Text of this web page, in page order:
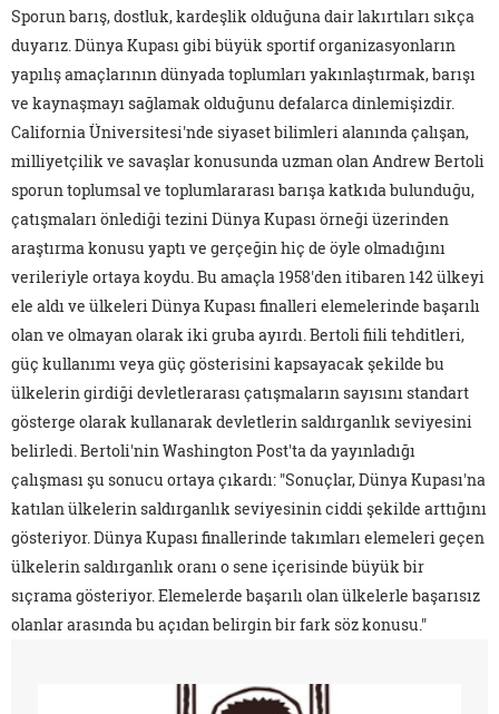
Sporun barış, dostluk, kardeşlik olduğuna dair lakırtıları sıkça
duyarız. Dünya Kupası gibi büyük sportif organizasyonların
yapılış amaçlarının dünyada toplumları yakınlaştırmak, barışı
ve kaynaşmayı sağlamak olduğunu defalarca dinlemişizdir.
California Üniversitesi'nde siyaset bilimleri alanında çalışan,
milliyetçilik ve savaşlar konusunda uzman olan Andrew Bertoli
sporun toplumsal ve toplumlararası barışa katkıda bulunduğu,
çatışmaları önlediği tezini Dünya Kupası örneği üzerinden
araştırma konusu yaptı ve gerçeğin hiç de öyle olmadığını
verileriyle ortaya koydu. Bu amaçla 1958'den itibaren 142 ülkeyi
ele aldı ve ülkeleri Dünya Kupası finalleri elemelerinde başarılı
olan ve olmayan olarak iki gruba ayırdı. Bertoli fiili tehditleri,
güç kullanımı veya güç gösterisini kapsayacak şekilde bu
ülkelerin girdiği devletlerarası çatışmaların sayısını standart
gösterge olarak kullanarak devletlerin saldırganlık seviyesini
belirledi. Bertoli'nin Washington Post'ta da yayınladığı
çalışması şu sonucu ortaya çıkardı: "Sonuçlar, Dünya Kupası'na
katılan ülkelerin saldırganlık seviyesinin ciddi şekilde arttığını
gösteriyor. Dünya Kupası finallerinde takımları elemeleri geçen
ülkelerin saldırganlık oranı o sene içerisinde büyük bir
sıçrama gösteriyor. Elemelerde başarılı olan ülkelerle başarısız
olanlar arasında bu açıdan belirgin bir fark söz konusu."